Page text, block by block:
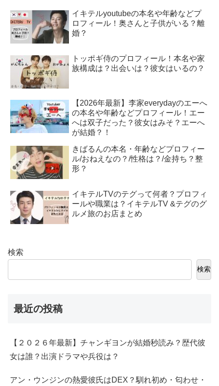
イキテルyoutubeの本名や年齢などプ
ロフィール！奥さんと子供がいる？離
婚？
トッポギ侍のプロフィール！本名や家
族構成は？出会いは？彼女はいるの？
【2026年最新】李家everydayのエーへ
の本名や年齢などプロフィール！エー
へは双子だった？彼女はみそ？エーへ
が結婚？！
きばるんの本名・年齢などプロフィー
ル/おねえなの？/性格は？/金持ち？整
形？
イキテルTVのテグって何者？プロフィ
ールや職業は？イキテルTV &テグのグ
ルメ旅のお店まとめ
検索
検索
最近の投稿
【２０２６年最新】チャンギヨンが結婚秒読み？歴代彼
女は誰？出演ドラマや兵役は？
アン・ウンジンの熱愛彼氏はDEX？馴れ初め・匂わせ・